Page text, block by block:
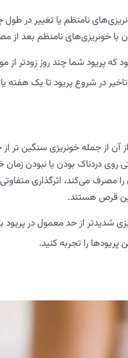
کنندگان، حدود 14 درصد از آن‌ها خونریزی‌های
پریود شما چند روز زودتر از
در شروع پریود تا یک هفته
آن از جمله خونریزی سنگین تر
بودن یا نبودن زمان
مصرف می‌کند، اثرگذاری
قرص هستند.
شدیدتر از حد معمول در
را تجربه کنید.